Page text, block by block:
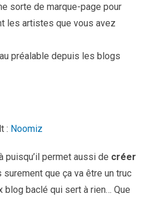
sorte de marque-page pour
les artistes que vous avez
préalable depuis les blogs
: Noomiz
puisqu’il permet aussi de créer
que ça va être un truc
blog baclé qui sert à rien… Que